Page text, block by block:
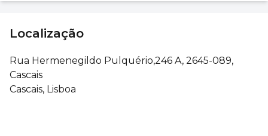
Localização
Rua Hermenegildo Pulquério,246 A, 2645-089,
Cascais
Cascais, Lisboa